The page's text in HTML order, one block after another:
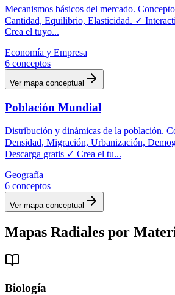
Mecanismos básicos del mercado.
Cantidad, Equilibrio, Elasticidad. ✓
Crea el tuyo...
Economía y Empresa
6 conceptos
Ver mapa conceptual
Población Mundial
Distribución y dinámicas de la población.
Densidad, Migración, Urbanización,
Descarga gratis ✓ Crea el tu...
Geografía
6 conceptos
Ver mapa conceptual
Mapas Radiales por
Biología